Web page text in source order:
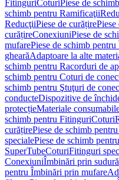
FitinguriCoturiPiese de
schimb pentru Ramificaţii
ReducţiiPiese de curățirePiese
curățireConexiuniPiese de
mufarePiese de schimb
ghearăAdaptoare la alte
schimb pentru Racorduri de
schimb pentru Coturi de
schimb pentru Ştuţuri de
conducteDispozitive de
protecțieMateriale
schimb pentru FitinguriCoturi
curățirePiese de schimb
specialePiese de schimb
SuperTubeCoturiFitinguri
ConexiuniÎmbinări prin sudură
pentru Îmbinări prin mufare